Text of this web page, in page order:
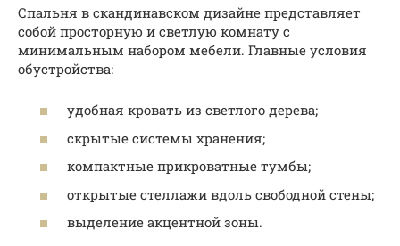
Спальня в скандинавском дизайне представляет
собой просторную и светлую комнату с
минимальным набором мебели. Главные условия
обустройства:
удобная кровать из светлого дерева;
скрытые системы хранения;
компактные прикроватные тумбы;
открытые стеллажи вдоль свободной стены;
выделение акцентной зоны.